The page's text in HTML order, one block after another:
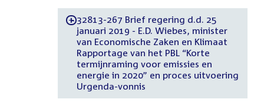
-32813-267 Brief regering d.d. 25
januari 2019 - E.D. Wiebes, minister
van Economische Zaken en Klimaat
Rapportage van het PBL “Korte
termijnraming voor emissies en
energie in 2020” en proces uitvoering
Urgenda-vonnis